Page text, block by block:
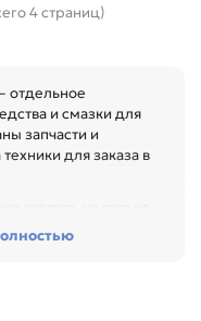
4 страниц)
отдельное
и смазки для
запчасти и
для заказа в
сверять не только
в карточке.